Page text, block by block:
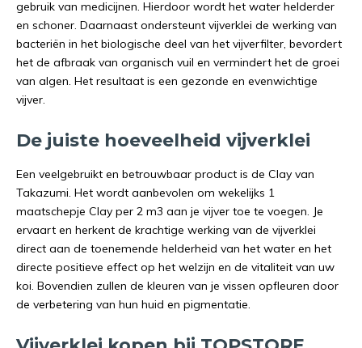
gebruik van medicijnen. Hierdoor wordt het water helderder
en schoner. Daarnaast ondersteunt vijverklei de werking van
bacteriën in het biologische deel van het vijverfilter, bevordert
het de afbraak van organisch vuil en vermindert het de groei
van algen. Het resultaat is een gezonde en evenwichtige
vijver.
De juiste hoeveelheid vijverklei
Een veelgebruikt en betrouwbaar product is de Clay van
Takazumi. Het wordt aanbevolen om wekelijks 1
maatschepje Clay per 2 m3 aan je vijver toe te voegen. Je
ervaart en herkent de krachtige werking van de vijverklei
direct aan de toenemende helderheid van het water en het
directe positieve effect op het welzijn en de vitaliteit van uw
koi. Bovendien zullen de kleuren van je vissen opfleuren door
de verbetering van hun huid en pigmentatie.